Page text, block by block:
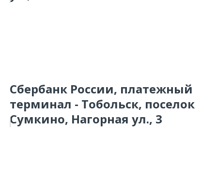
Сбербанк России, платежный
терминал - Тобольск, поселок
Сумкино, Нагорная ул., 3